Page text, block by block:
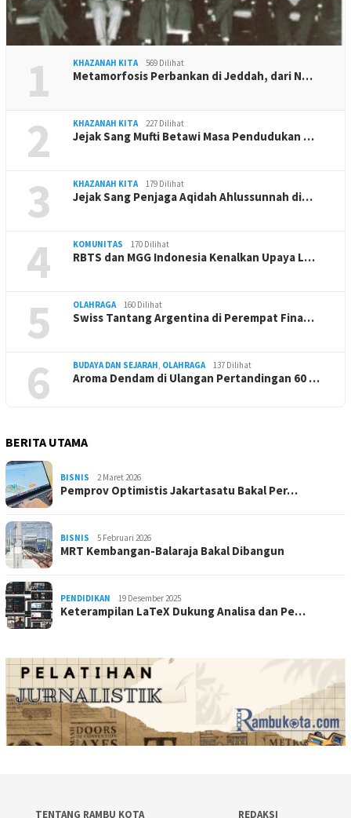
1 KHAZANAH KITA 569 Dilihat
Metamorfosis Perbankan di Jeddah, dari N…
2 KHAZANAH KITA 227 Dilihat
Jejak Sang Mufti Betawi Masa Pendudukan …
3 KHAZANAH KITA 179 Dilihat
Jejak Sang Penjaga Aqidah Ahlussunnah di…
4 KOMUNITAS 170 Dilihat
RBTS dan MGG Indonesia Kenalkan Upaya L…
5 OLAHRAGA 160 Dilihat
Swiss Tantang Argentina di Perempat Fina…
6 BUDAYA DAN SEJARAH, OLAHRAGA 137 Dilihat
Aroma Dendam di Ulangan Pertandingan 60 …
BERITA UTAMA
BISNIS 2 Maret 2026
Pemprov Optimistis Jakartasatu Bakal Per…
BISNIS 5 Februari 2026
MRT Kembangan-Balaraja Bakal Dibangun
PENDIDIKAN 19 Desember 2025
Keterampilan LaTeX Dukung Analisa dan Pe…
TENTANG RAMBU KOTA REDAKSI